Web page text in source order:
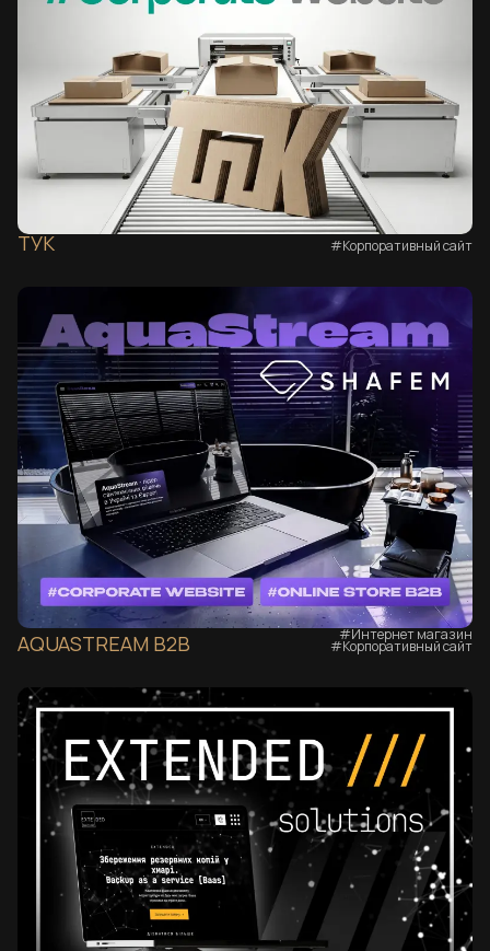
ТУК #Корпоративный сайт
AQUASTREAM B2B #Интернет магазин
#Корпоративный сайт